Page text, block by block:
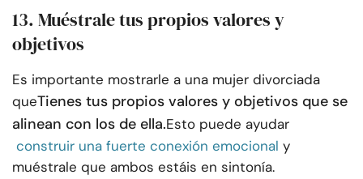
13. Muéstrale tus propios valores y
objetivos
Es importante mostrarle a una mujer divorciada
queTienes tus propios valores y objetivos que se
alinean con los de ella.Esto puede ayudar
construir una fuerte conexión emocional y
muéstrale que ambos estáis en sintonía.